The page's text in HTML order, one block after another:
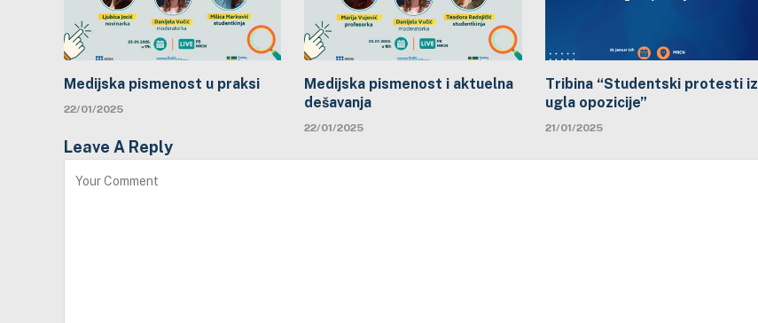
Medijska pismenost u praksi
22/01/2025
Medijska pismenost i aktuelna
dešavanja
22/01/2025
Tribina “Studentski protesti iz
ugla opozicije”
21/01/2025
Leave A Reply